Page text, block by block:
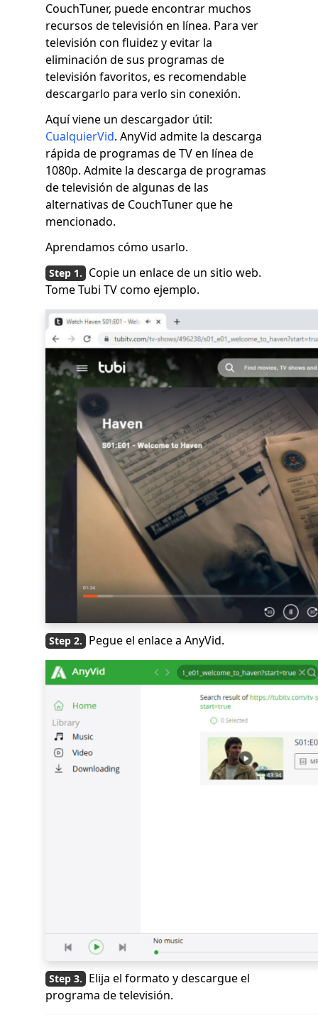
CouchTuner, puede encontrar muchos
recursos de televisión en línea. Para ver
televisión con fluidez y evitar la
eliminación de sus programas de
televisión favoritos, es recomendable
descargarlo para verlo sin conexión.
Aquí viene un descargador útil:
CualquierVid. AnyVid admite la descarga
rápida de programas de TV en línea de
1080p. Admite la descarga de programas
de televisión de algunas de las
alternativas de CouchTuner que he
mencionado.
Aprendamos cómo usarlo.
Copie un enlace de un sitio web.
Tome Tubi TV como ejemplo.
Pegue el enlace a AnyVid.
Elija el formato y descargue el
programa de televisión.